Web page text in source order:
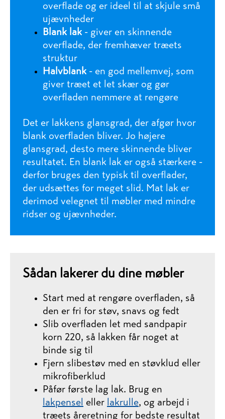
overflade og er ideel til at skjule små
ujævnheder
Blank lak - giver en skinnende
overflade, der fremhæver træets
struktur
Halvblank - en god mellemvej, som
giver træet et let skær og gør
overfladen nemmere at rengøre
Det er lakkens glansgrad, der afgør hvor
blank overfladen bliver. Jo højere
glansgrad, desto mere skinnende bliver
resultatet. En blank lak er også stærkere -
derfor bruges den typisk til overflader,
der udsættes for meget slid. Mat lak er
derimod velegnet til møbler med mindre
ridser og ujævnheder.
Sådan lakerer du dine møbler
Start med at rengøre overfladen, så
den er fri for støv, snavs og fedt
Slib overfladen let med sandpapir
korn 220, så lakken får noget at
binde sig til
Fjern slibestøv med en støvklud eller
mikrofiberklud
Påfør første lag lak. Brug en
lakpensel eller lakrulle, og arbejd i
træets åreretning for bedste resultat